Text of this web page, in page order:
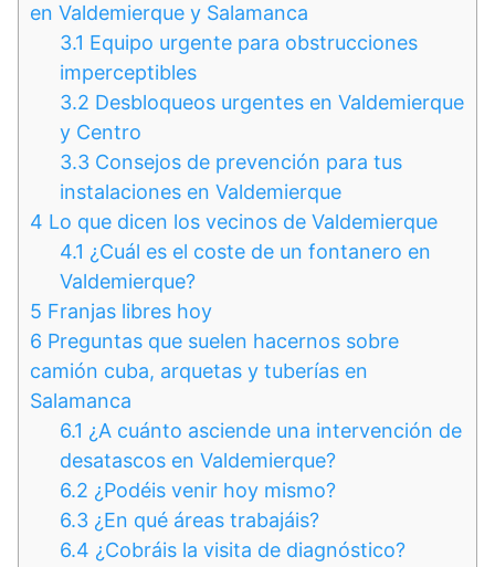
en Valdemierque y Salamanca
3.1 Equipo urgente para obstrucciones
imperceptibles
3.2 Desbloqueos urgentes en Valdemierque
y Centro
3.3 Consejos de prevención para tus
instalaciones en Valdemierque
4 Lo que dicen los vecinos de Valdemierque
4.1 ¿Cuál es el coste de un fontanero en
Valdemierque?
5 Franjas libres hoy
6 Preguntas que suelen hacernos sobre
camión cuba, arquetas y tuberías en
Salamanca
6.1 ¿A cuánto asciende una intervención de
desatascos en Valdemierque?
6.2 ¿Podéis venir hoy mismo?
6.3 ¿En qué áreas trabajáis?
6.4 ¿Cobráis la visita de diagnóstico?